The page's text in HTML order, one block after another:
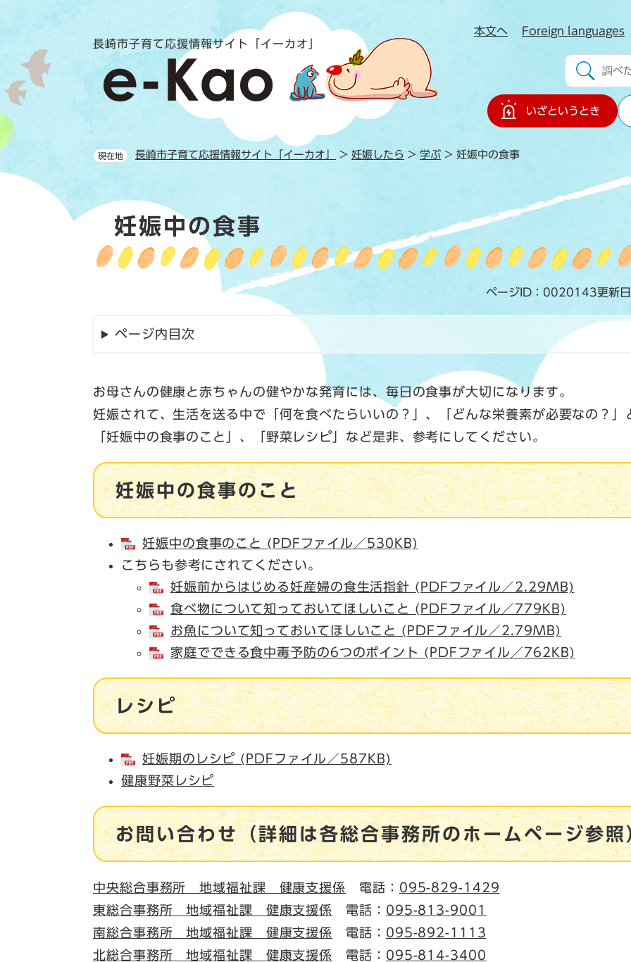
頭
す。
飛
て
文
長崎市子育て応援情報サイト「イーカオ」
本文へ Foreign languages
いざというとき
現在地 長崎市子育て応援情報サイト「イーカオ」 > 妊娠したら > 学ぶ > 妊娠中の食事
本
妊娠中の食事
ページID：0020143更新
ページ内目次
お母さんの健康と赤ちゃんの健やかな発育には、毎日の食事が大切になります。
妊娠されて、生活を送る中で「何を食べたらいいの？」、「どんな栄養素が必要なの？
「妊娠中の食事のこと」、「野菜レシピ」など是非、参考にしてください。
妊娠中の食事のこと
妊娠中の食事のこと (PDFファイル／530KB)
こちらも参考にされてください。
妊娠前からはじめる妊産婦の食生活指針 (PDFファイル／2.29MB)
食べ物について知っておいてほしいこと (PDFファイル／779KB)
お魚について知っておいてほしいこと (PDFファイル／2.79MB)
家庭でできる食中毒予防の6つのポイント (PDFファイル／762KB)
レシピ
妊娠期のレシピ (PDFファイル／587KB)
健康野菜レシピ
お問い合わせ（詳細は各総合事務所のホームページ参照
​中央総合事務所 地域福祉課 健康支援係 電話： 095-829-1429
東総合事務所 地域福祉課 健康支援係 電話： 095-813-9001
南総合事務所 地域福祉課 健康支援係 電話： 095-892-1113
北総合事務所 地域福祉課 健康支援係 電話： 095-814-3400